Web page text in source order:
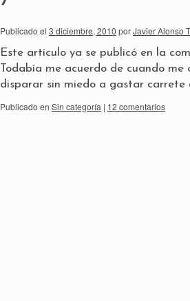
Publicado el 3 diciembre, 2010 porJavier Alonso
Este artículo ya se publicó en la
Todabía me acuerdo de cuando
disparar sin miedo a gastar carrete
Publicado en Sin categoría | 12 comentarios